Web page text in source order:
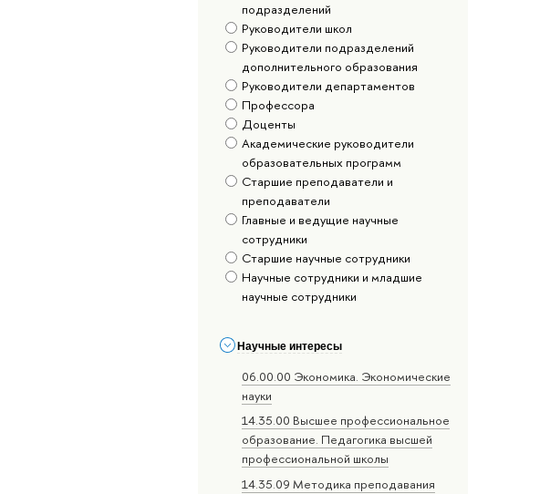
подразделений
Руководители школ
Руководители подразделений
дополнительного образования
Руководители департаментов
Профессора
Доценты
Академические руководители
образовательных программ
Старшие преподаватели и
преподаватели
Главные и ведущие научные
сотрудники
Старшие научные сотрудники
Научные сотрудники и младшие
научные сотрудники
Научные интересы
06.00.00 Экономика. Экономические
науки
14.35.00 Высшее профессиональное
образование. Педагогика высшей
профессиональной школы
14.35.09 Методика преподавания